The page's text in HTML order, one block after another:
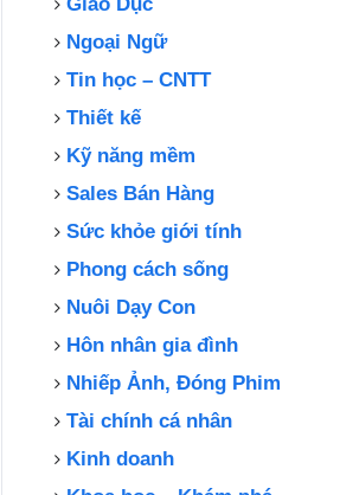
Ngoại Ngữ
Tin học – CNTT
Thiết kế
Kỹ năng mềm
Sales Bán Hàng
Sức khỏe giới tính
Phong cách sống
Nuôi Dạy Con
Hôn nhân gia đình
Nhiếp Ảnh, Đóng Phim
Tài chính cá nhân
Kinh doanh